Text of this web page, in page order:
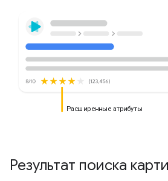
Расширенные атрибуты
Результат поиска